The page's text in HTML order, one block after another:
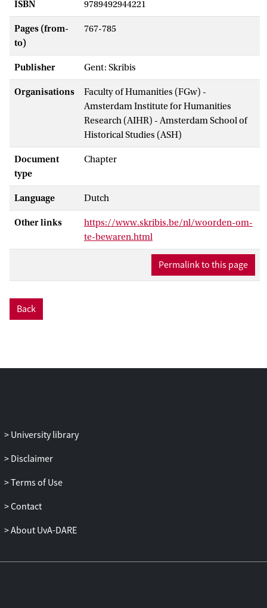
ISBN 9789492944221
Pages (from-
to)
767-785
Publisher Gent: Skribis
Organisations
Faculty of Humanities (FGw) -
Amsterdam Institute for Humanities
Research (AIHR) - Amsterdam School of
Historical Studies (ASH)
Document
type
Chapter
Language Dutch
Other links
https://www.skribis.be/nl/woorden-om-
te-bewaren.html
Permalink to this page
Back
University library
Disclaimer
Terms of Use
Contact
About UvA-DARE